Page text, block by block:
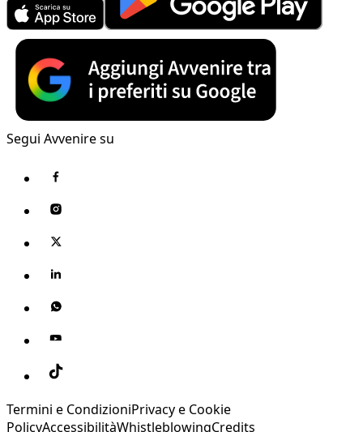
Segui Avvenire su
Termini e CondizioniPrivacy e Cookie
PolicyAccessibilitàWhistleblowingCredits